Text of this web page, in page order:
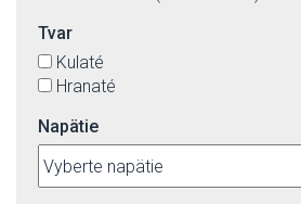
Tvar
Kulaté
Hranaté
Napätie